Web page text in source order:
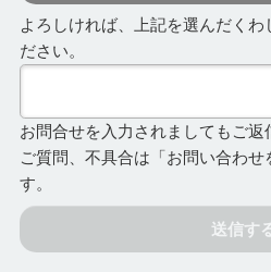
よろしければ、上記を選んだくわ
ださい。
お問合せを入力されましてもご返
ご質問、不具合は「お問い合わせ
す。
送信す